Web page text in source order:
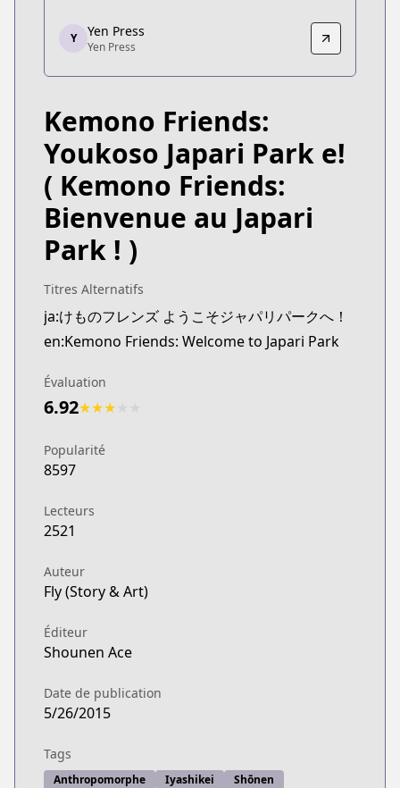
Yen Press
Yen Press
https://yenpress.com/series/kemono-friends
Y Yen Press
Yen Press
Kemono Friends:
Youkoso Japari Park e!
( Kemono Friends:
Bienvenue au Japari
Park ! )
Titres Alternatifs
ja:けものフレンズ ようこそジャパリパークへ！
en:Kemono Friends: Welcome to Japari Park
Évaluation
6.92★★★
Popularité
8597
Lecteurs
2521
Auteur
Fly (Story & Art)
Éditeur
Shounen Ace
Date de publication
5/26/2015
Tags
Anthropomorphe Iyashikei Shōnen